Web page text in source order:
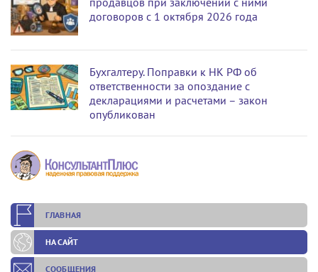
договоров с 1 октября 2026 года
Бухгалтеру. Поправки к НК РФ об
ответственности за опоздание с
декларациями и расчетами – закон
опубликован
ГЛАВНАЯ
НА САЙТ
СООБЩЕНИЯ